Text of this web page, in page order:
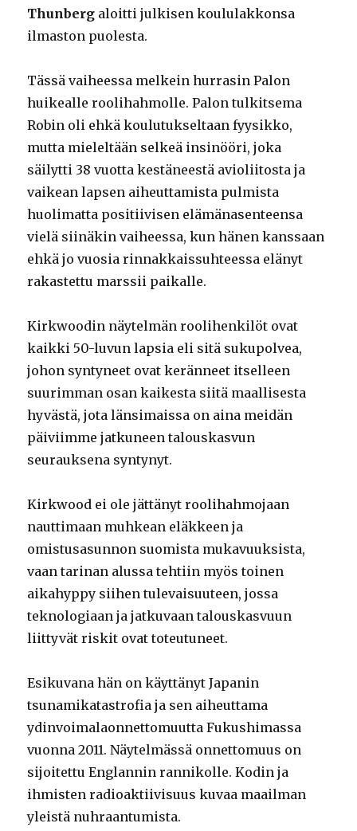
Thunberg aloitti julkisen koululakkonsa
ilmaston puolesta.
Tässä vaiheessa melkein hurrasin Palon
huikealle roolihahmolle. Palon tulkitsema
Robin oli ehkä koulutukseltaan fyysikko,
mutta mieleltään selkeä insinööri, joka
säilytti 38 vuotta kestäneestä avioliitosta ja
vaikean lapsen aiheuttamista pulmista
huolimatta positiivisen elämänasenteensa
vielä siinäkin vaiheessa, kun hänen kanssaan
ehkä jo vuosia rinnakkaissuhteessa elänyt
rakastettu marssii paikalle.
Kirkwoodin näytelmän roolihenkilöt ovat
kaikki 50-luvun lapsia eli sitä sukupolvea,
johon syntyneet ovat keränneet itselleen
suurimman osan kaikesta siitä maallisesta
hyvästä, jota länsimaissa on aina meidän
päiviimme jatkuneen talouskasvun
seurauksena syntynyt.
Kirkwood ei ole jättänyt roolihahmojaan
nauttimaan muhkean eläkkeen ja
omistusasunnon suomista mukavuuksista,
vaan tarinan alussa tehtiin myös toinen
aikahyppy siihen tulevaisuuteen, jossa
teknologiaan ja jatkuvaan talouskasvuun
liittyvät riskit ovat toteutuneet.
Esikuvana hän on käyttänyt Japanin
tsunamikatastrofia ja sen aiheuttama
ydinvoimalaonnettomuutta Fukushimassa
vuonna 2011. Näytelmässä onnettomuus on
sijoitettu Englannin rannikolle. Kodin ja
ihmisten radioaktiivisuus kuvaa maailman
yleistä nuhraantumista.